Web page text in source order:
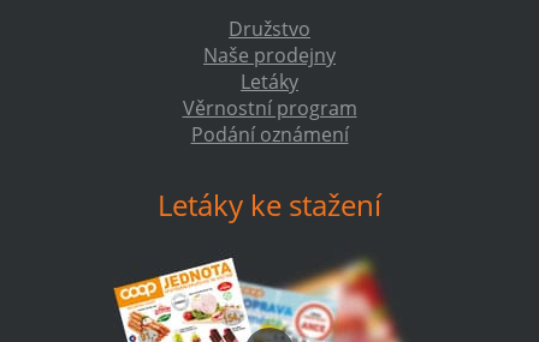
Družstvo
Naše prodejny
Letáky
Věrnostní program
Podání oznámení
Letáky ke stažení